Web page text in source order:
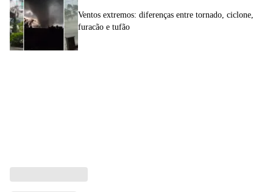
Ventos extremos: diferenças entre tornado, ciclone,
furacão e tufão